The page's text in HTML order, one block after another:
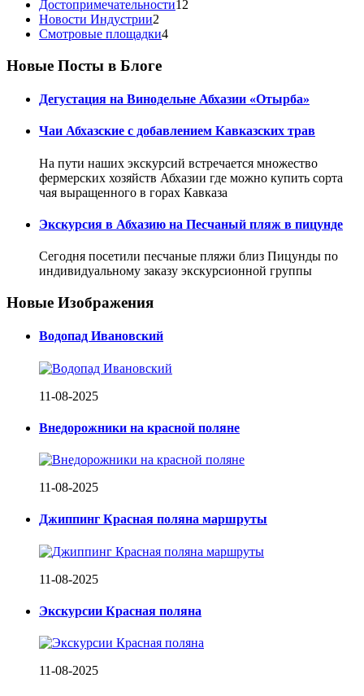
Достопримечательности12
Новости Индустрии2
Смотровые площадки4
Новые Посты в Блоге
Дегустация на Винодельне Абхазии «Отырба»
Чаи Абхазские с добавлением Кавказских трав
На пути наших экскурсий встречается множество
фермерских хозяйств Абхазии где можно купить сорта
чая выращенного в горах Кавказа
Экскурсия в Абхазию на Песчаный пляж в пицунде
Сегодня посетили песчаные пляжи близ Пицунды по
индивидуальному заказу экскурсионной группы
Новые Изображения
Водопад Ивановский
11-08-2025
Внедорожники на красной поляне
11-08-2025
Джиппинг Красная поляна маршруты
11-08-2025
Экскурсии Красная поляна
11-08-2025